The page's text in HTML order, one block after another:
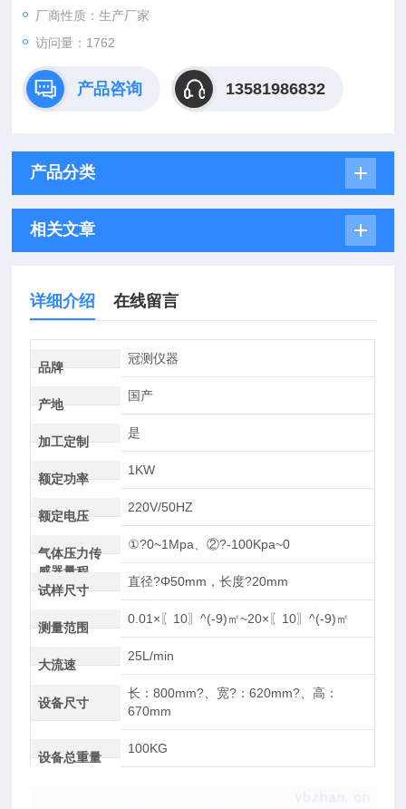
助力提升企业产品测量效率。
厂商性质：生产厂家
访问量：1762
产品咨询 13581986832
产品分类
相关文章
详细介绍 在线留言
品牌
冠测仪器
产地
国产
加工定制
是
额定功率
1KW
额定电压
220V/50HZ
气体压力传
感器量程
①?0~1Mpa、②?-100Kpa~0
试样尺寸
直径?Φ50mm，长度?20mm
测量范围
0.01×〖10〗^(-9)㎡~20×〖10〗^(-9)㎡
大流速
25L/min
设备尺寸
长：800mm?、宽?：620mm?、高：
670mm
设备总重量
100KG